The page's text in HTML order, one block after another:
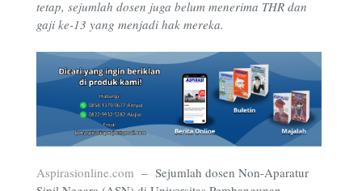
tetap, sejumlah dosen juga belum menerima THR dan
gaji ke-13 yang menjadi hak mereka.
Aspirasionline.com – Sejumlah dosen Non-Aparatur